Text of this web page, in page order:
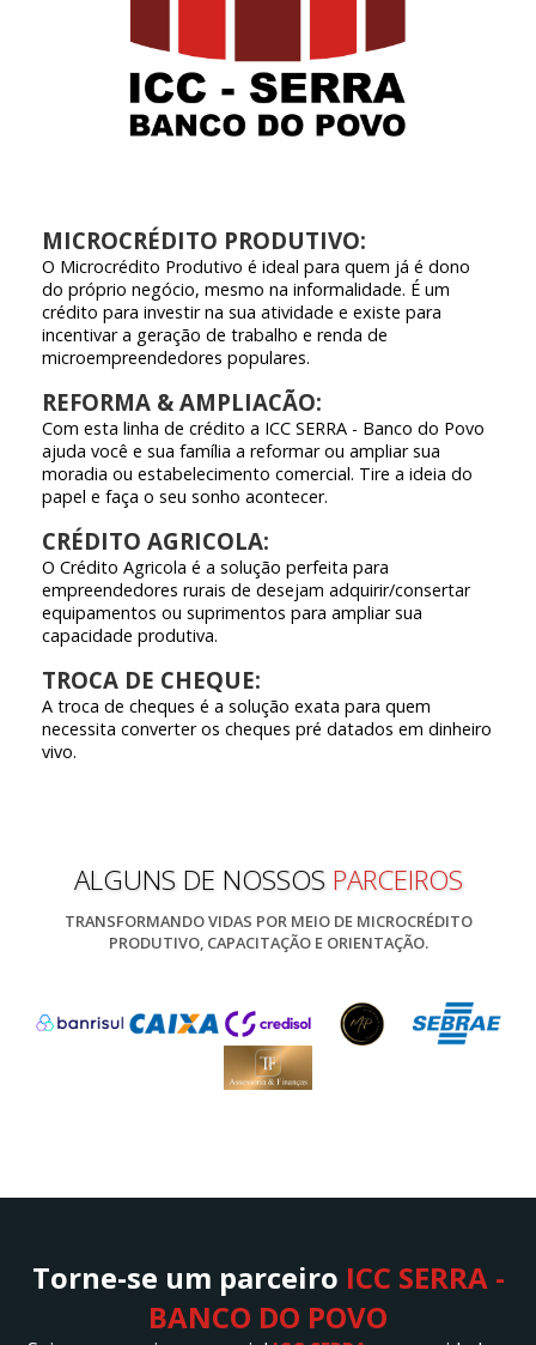
MICROCRÉDITO PRODUTIVO:
O Microcrédito Produtivo é ideal para quem já é dono
do próprio negócio, mesmo na informalidade. É um
crédito para investir na sua atividade e existe para
incentivar a geração de trabalho e renda de
microempreendedores populares.
REFORMA & AMPLIACÃO:
Com esta linha de crédito a ICC SERRA - Banco do Povo
ajuda você e sua família a reformar ou ampliar sua
moradia ou estabelecimento comercial. Tire a ideia do
papel e faça o seu sonho acontecer.
CRÉDITO AGRICOLA:
O Crédito Agricola é a solução perfeita para
empreendedores rurais de desejam adquirir/consertar
equipamentos ou suprimentos para ampliar sua
capacidade produtiva.
TROCA DE CHEQUE:
A troca de cheques é a solução exata para quem
necessita converter os cheques pré datados em dinheiro
vivo.
ALGUNS DE NOSSOS PARCEIROS
TRANSFORMANDO VIDAS POR MEIO DE MICROCRÉDITO
PRODUTIVO, CAPACITAÇÃO E ORIENTAÇÃO.
Torne-se um parceiro ICC SERRA -
BANCO DO POVO